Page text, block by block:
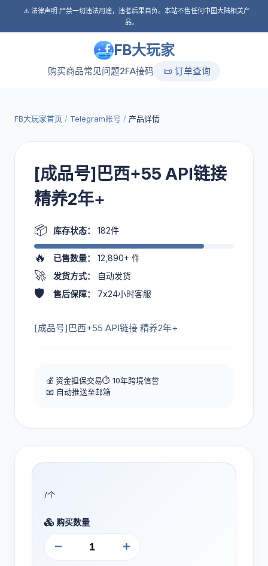
⚠️ 法律声明:严禁一切违法用途，违者后果自负。本站不售任何中国大陆相关产
品。
FB大玩家
购买商品常见问题2FA接码 📜 订单查询
FB大玩家首页 / Telegram账号 / 产品详情
[成品号]巴西+55 API链接
精养2年+
📦 库存状态： 182件
🔥 已售数量： 12,890+ 件
🚀 发货方式： 自动发货
🛡️ 售后保障： 7x24小时客服
[成品号]巴西+55 API链接 精养2年+
💰 资金担保交易⏱️ 10年跨境信誉
📧 自动推送至邮箱
/个
购买数量
− +